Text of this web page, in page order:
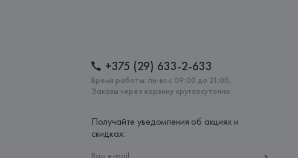
+375 (29) 633-2-633
Время работы: пн-вс с 09:00 до 21:00,
Заказы через корзину круглосуточно
Получайте уведомления об акциях и
скидках: